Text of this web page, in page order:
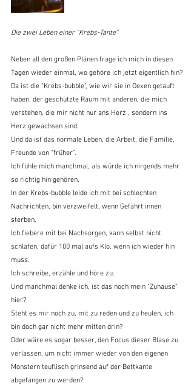
Die zwei Leben einer "Krebs-Tante"
Neben all den großen Plänen frage ich mich in diesen
Tagen wieder einmal, wo gehöre ich jetzt eigentlich hin?
Da ist die "Krebs-bubble", wie wir sie in Oexen getauft
haben. der geschützte Raum mit anderen, die mich
verstehen, die mir nicht nur ans Herz , sondern ins
Herz gewachsen sind.
Und da ist das normale Leben, die Arbeit, die Familie,
Freunde von "früher".
Ich fühle mich manchmal, als würde ich nirgends mehr
so richtig hin gehören.
In der Krebs-bubble leide ich mit bei schlechten
Nachrichten, bin verzweifelt, wenn Gefährt:innen
sterben.
Ich fiebere mit bei Nachsorgen, kann selbst nicht
schlafen, dafür 100 mal aufs Klo, wenn ich wieder hin
muss.
Ich schreibe, erzähle und höre zu.
Und manchmal denke ich, ist das noch mein "Zuhause"
hier?
Steht es mir noch zu, mit zu reden und zu heulen, ich
bin doch gar nicht mehr mitten drin?
Oder wäre es sogar besser, den Focus dieser Blase zu
verlassen, um nicht immer wieder von den eigenen
Monstern teuflisch grinsend auf der Bettkante
abgefangen zu werden?